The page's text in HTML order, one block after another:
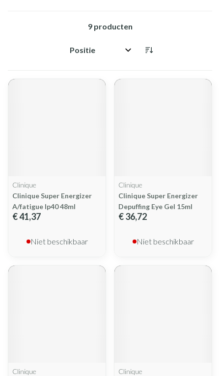
9producten
Sorteer op:
Clinique
Clinique Super Energizer
A/fatigue Ip40 48ml
€ 41,37
Niet beschikbaar
Clinique
Clinique Super Energizer
Depuffing Eye Gel 15ml
€ 36,72
Niet beschikbaar
Clinique
Clinique